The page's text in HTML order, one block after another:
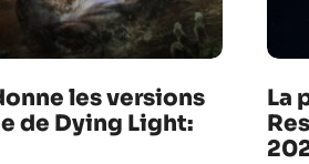
les versions
de Dying Light:
La